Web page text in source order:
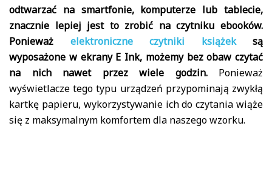
odtwarzać na smartfonie, komputerze lub tablecie,
znacznie lepiej jest to zrobić na czytniku ebooków.
Ponieważ elektroniczne czytniki książeksą
wyposażone w ekrany E Ink, możemy bez obaw czytać
na nich nawet przez wiele godzin.Ponieważ
wyświetlacze tego typu urządzeń przypominają zwykłą
kartkę papieru, wykorzystywanie ich do czytania wiąże
się z maksymalnym komfortem dla naszego wzorku.